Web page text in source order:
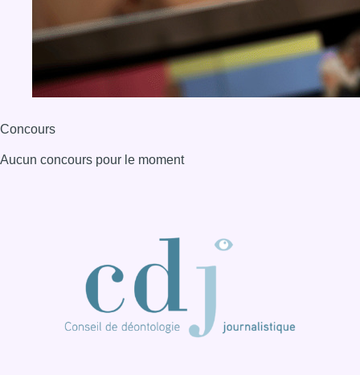
Consulter page Instagram